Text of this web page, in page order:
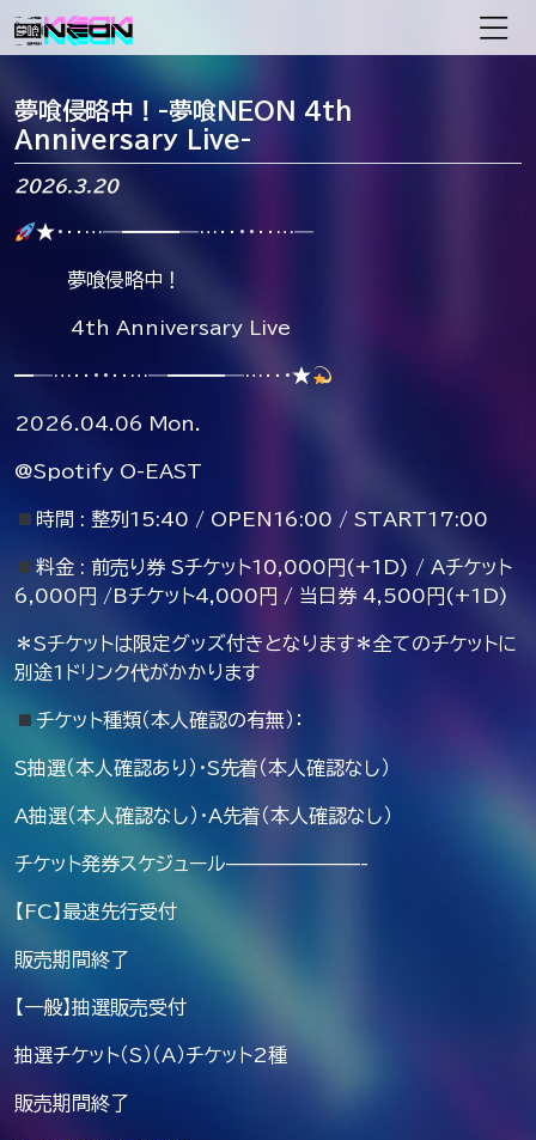
メインナビゲーション
夢喰侵略中！-夢喰NEON 4th
Anniversary Live-
2026.3.20
★・‥…―━━━―…‥・・‥…―
夢喰侵略中！
4th Anniversary Live
━―…‥・・‥…―━━━―…‥・★
2026.04.06 Mon.
@Spotify O-EAST
時間 : 整列15:40 / OPEN16:00 / START17:00
料金 : 前売り券 Sチケット10,000円(+1D) / Aチケット
6,000円 /Bチケット4,000円 / 当日券 4,500円(+1D)
＊Sチケットは限定グッズ付きとなります＊全てのチケットに
別途1ドリンク代がかかります
チケット種類（本人確認の有無）：
S抽選（本人確認あり）・S先着（本人確認なし）
A抽選（本人確認なし）・A先着（本人確認なし）
チケット発券スケジュール———————-
【FC】最速先行受付
販売期間終了
【一般】抽選販売受付
抽選チケット（S）（A）チケット2種
販売期間終了